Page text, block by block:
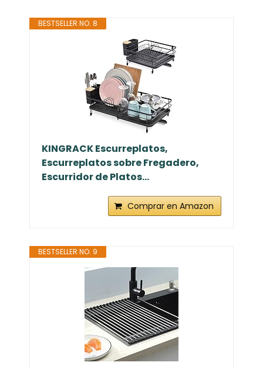
BESTSELLER NO. 8
KINGRACK Escurreplatos,
Escurreplatos sobre Fregadero,
Escurridor de Platos...
Comprar en Amazon
BESTSELLER NO. 9